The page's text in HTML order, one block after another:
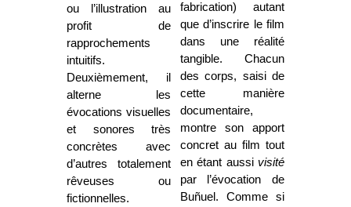
ou l’illustration au
profit de
rapprochements
intuitifs.
Deuxièmement, il
alterne les
évocations visuelles
et sonores très
concrètes avec
d’autres totalement
rêveuses ou
fictionnelles.
fabrication) autant
que d’inscrire le film
dans une réalité
tangible. Chacun
des corps, saisi de
cette manière
documentaire,
montre son apport
concret au film tout
en étant aussivisité
par l’évocation de
Buñuel. Comme si